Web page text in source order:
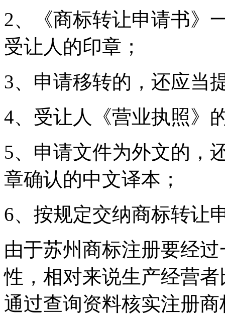
2、《商标转让申请书》
受让人的印章；
3、申请移转的，还应当
4、受让人《营业执照》
5、申请文件为外文的，
章确认的中文译本；
6、按规定交纳商标转让
由于苏州商标注册要经
性，相对来说生产经营
通过查询资料核实注册